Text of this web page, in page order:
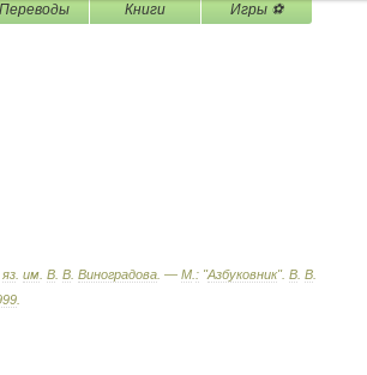
Переводы Книги Игры ⚽
яз им В В Виноградова . — М : "Азбуковник". В В